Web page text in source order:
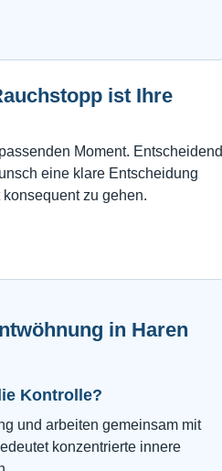
ist Ihre
Moment. Entscheidend
eine klare Entscheidung
zu gehen.
in Haren
Kontrolle?
und arbeiten gemeinsam mit
konzentrierte innere